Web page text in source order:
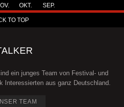
OKT. SEP.
TO TOP
ein junges Team von Festival- und
Interessierten aus ganz Deutschland.
TEAM